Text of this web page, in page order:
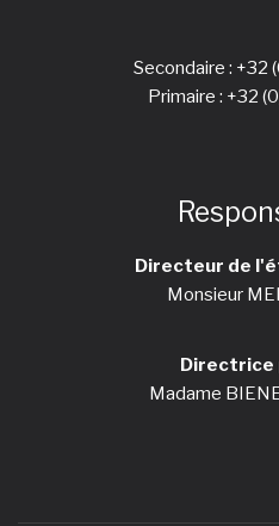
Secondaire : +32
Primaire : +32
Directeur de
Monsieur
Directrice
Madame